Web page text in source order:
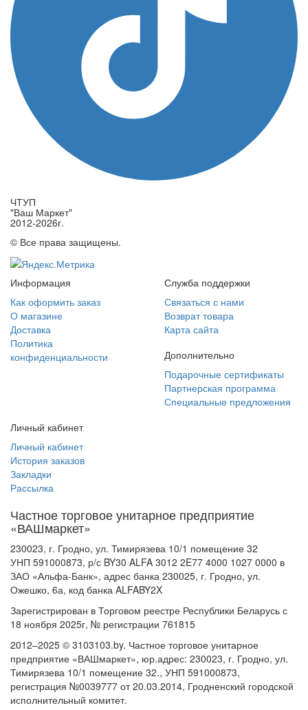
ЧТУП
"Ваш Маркет"
2012-2026г.
© Все права защищены.
Информация
Как оформить заказ
О магазине
Доставка
Политика
конфиденциальности
Служба поддержки
Связаться с нами
Возврат товара
Карта сайта
Дополнительно
Подарочные сертификаты
Партнерская программа
Специальные предложения
Личный кабинет
Личный кабинет
История заказов
Закладки
Рассылка
Частное торговое унитарное предприятие
«ВАШмаркет»
230023, г. Гродно, ул. Тимирязева 10/1 помещение 32
УНП 591000873, р/с BY30 ALFA 3012 2E77 4000 1027 0000 в
ЗАО «Альфа-Банк», адрес банка 230025, г. Гродно, ул.
Ожешко, 6а, код банка ALFABY2X
Зарегистрирован в Торговом реестре Республики Беларусь с
18 ноября 2025г, № регистрации 761815
2012–2025 © 3103103.by. Частное торговое унитарное
предприятие «ВАШмаркет», юр.адрес: 230023, г. Гродно, ул.
Тимирязева 10/1 помещение 32., УНП 591000873,
регистрация №0039777 от 20.03.2014, Гродненский городской
исполнительный комитет.